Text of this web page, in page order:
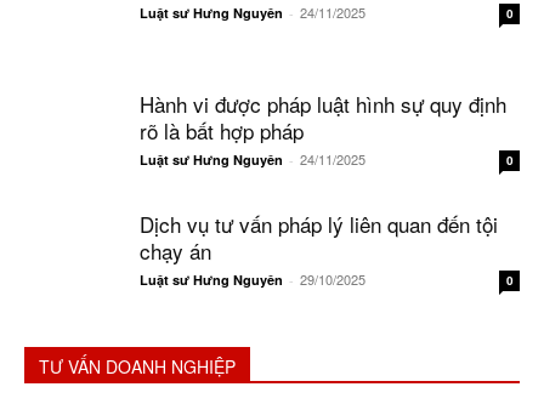
Luật sư Hưng Nguyên - 24/11/2025 0
Hành vi được pháp luật hình sự quy định
rõ là bất hợp pháp
Luật sư Hưng Nguyên - 24/11/2025 0
Dịch vụ tư vấn pháp lý liên quan đến tội
chạy án
Luật sư Hưng Nguyên - 29/10/2025 0
TƯ VẤN DOANH NGHIỆP